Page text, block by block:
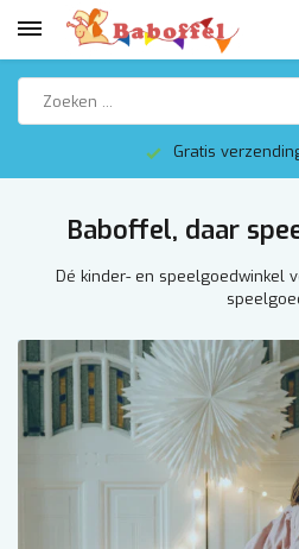
Gratis
Baboffel, daar
Dé kinder- en speelgoedwinkel